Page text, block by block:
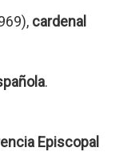
cardenal
.
Episcopal